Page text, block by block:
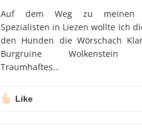
Auf dem Weg zu meinen
Spezialisten in Liezen wollte ich
den Hunden die Wörschach
Burgruine Wolkenstein
Traumhaftes…
Like